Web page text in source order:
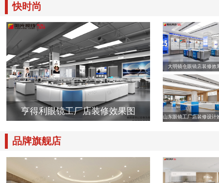
快时尚
亨得利眼镜工厂店装修效果图
大明镜仓眼镜店装修效
山东眼镜工厂店装修设计
品牌旗舰店